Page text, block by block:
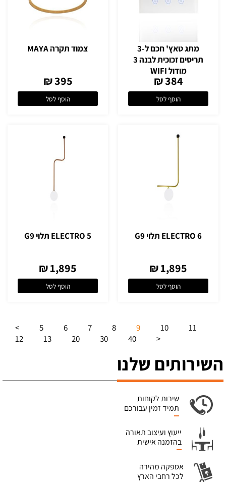
מתג טאץ' חכם ל-3
תריסים זכוכית לבנה 3
מודול WIFI
384 ₪
הוסף לסל
צמוד תקרה MAYA
395 ₪
הוסף לסל
ELECTRO 6 תלוי G9
1,895 ₪
הוסף לסל
ELECTRO 5 תלוי G9
1,895 ₪
הוסף לסל
> 5 6 7 8 9 10
11
12
13 20 30 40 <
השירותים שלנו
שירות לקוחות
תמיד זמין עבורכם
ייעוץ ועיצוב תאורה
בהזמנה אישית
אספקה מהירה
לכל רחבי הארץ